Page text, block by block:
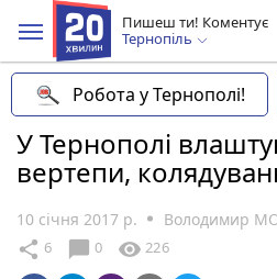
Пишеш ти! Коментує
Тернопіль
Робота у Тернополі!
У Тернополі
вертепи,
10 січня 2017 р. Володимир
share 6 chat_bubble 0 visibility 226